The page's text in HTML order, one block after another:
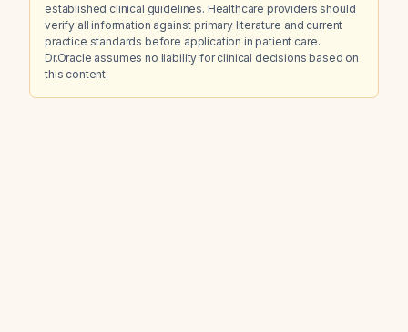
established clinical guidelines. Healthcare providers should
verify all information against primary literature and current
practice standards before application in patient care.
Dr.Oracle assumes no liability for clinical decisions based on
this content.